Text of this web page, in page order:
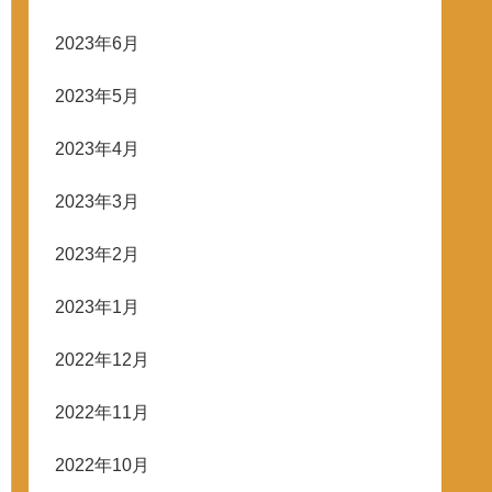
2023年6月
2023年5月
2023年4月
2023年3月
2023年2月
2023年1月
2022年12月
2022年11月
2022年10月